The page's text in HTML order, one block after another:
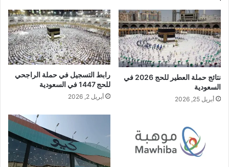
نتائج حملة العطير للحج 2026 في
السعودية
أبريل 25, 2026
رابط التسجيل في حملة الراجحي
للحج 1447 في السعودية
أبريل 2, 2026